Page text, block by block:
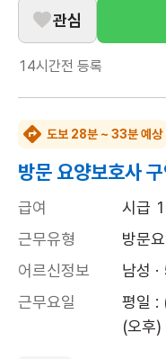
관심
14시간전 등록
도보 28분 ~ 33분 예상
방문 요양보호사
급여
시급
근무유형
방문
어르신정보
남성
근무요일
평일 :
(오후